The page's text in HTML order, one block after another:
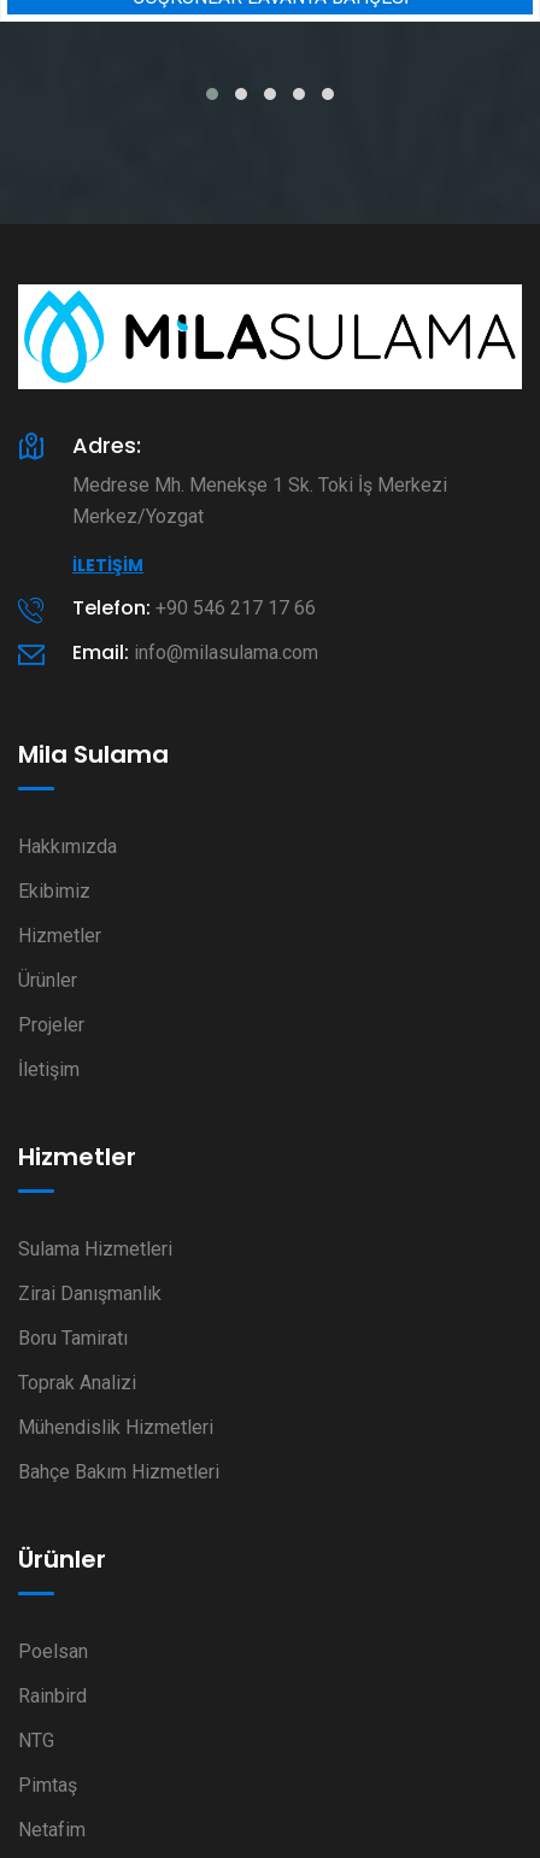
Adres:
Medrese Mh. Menekşe 1 Sk. Toki İş Merkezi
Merkez/Yozgat
İLETIŞIM
Telefon: +90 546 217 17 66
Email: info@milasulama.com
Mila Sulama
Hakkımızda
Ekibimiz
Hizmetler
Ürünler
Projeler
İletişim
Hizmetler
Sulama Hizmetleri
Zirai Danışmanlık
Boru Tamiratı
Toprak Analizi
Mühendislik Hizmetleri
Bahçe Bakım Hizmetleri
Ürünler
Poelsan
Rainbird
NTG
Pimtaş
Netafim